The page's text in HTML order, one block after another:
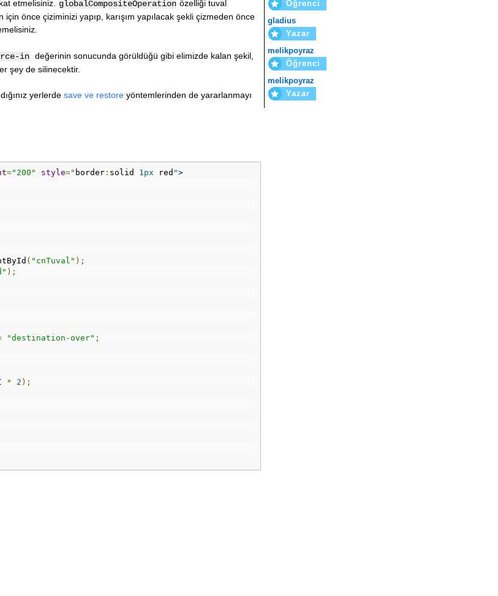
etmelisiniz. globalCompositeOperation özelliği tuval
önce çiziminizi yapıp, karışım yapılacak şekli çizmeden önce
in değerinin sonucunda görüldüğü gibi elimizde kalan şekil,
şey de silinecektir.
yerlerde save ve restore yöntemlerinden de yararlanmayı
="200" style=" border : solid 1px red ">
( "cnTuval" );
);
"destination-over" ;
* 2 );
Öğrenci
gladius
Yazar
melikpoyraz
Öğrenci
melikpoyraz
Yazar